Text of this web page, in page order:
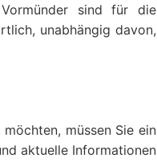
sind für die
unabhängig davon,
müssen Sie ein
aktuelle Informationen